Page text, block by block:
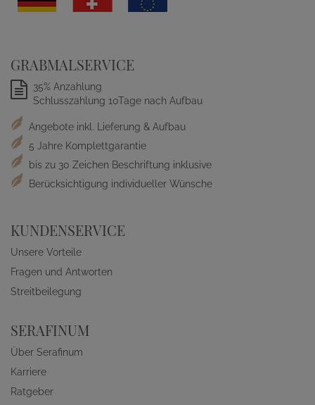
GRABMALSERVICE
35% Anzahlung
Schlusszahlung 10Tage nach Aufbau
Angebote inkl. Lieferung & Aufbau
5 Jahre Komplettgarantie
bis zu 30 Zeichen Beschriftung inklusive
Berücksichtigung individueller Wünsche
KUNDENSERVICE
Unsere Vorteile
Fragen und Antworten
Streitbeilegung
SERAFINUM
Über Serafinum
Karriere
Ratgeber